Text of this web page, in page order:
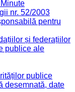
nr. 52/2003
pentru
și federațiilor
publice ale
publice
desemnată, date